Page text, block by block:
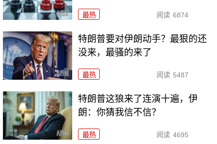
最热 阅读 6874
特朗普要对伊朗动手？最狠的还
没来，最骚的来了
最热 阅读 5487
特朗普这狼来了连演十遍，伊
朗：你猜我信不信？
最热 阅读 4695